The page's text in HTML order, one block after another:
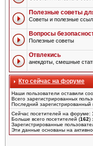
Полезные советы
Советы и полезные
Вопросы
Полезные советы
Отвлекись
анекдоты, смешные
Кто сейчас на форуме
Наши пользователи оставили
Всего зарегистрированных
Последний зарегистрированный
Сейчас посетителей на форуме:
Больше всего посетителей (162)
Зарегистрированные
Эти данные основаны на